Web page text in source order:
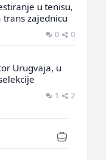
u tenisu,
zajednicu
0 0
Urugvaja, u
1 2